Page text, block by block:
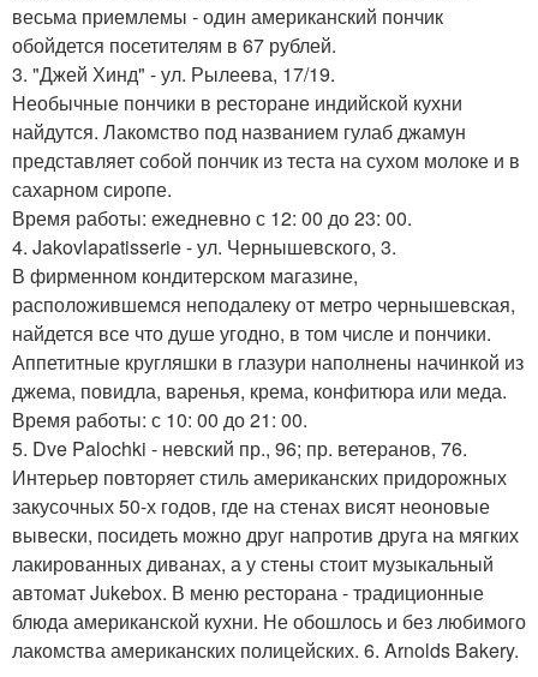
весьма приемлемы - один американский пончик
обойдется посетителям в 67 рублей.
3. "Джей Хинд" - ул. Рылеева, 17/19.
Необычные пончики в ресторане индийской кухни
найдутся. Лакомство под названием гулаб джамун
представляет собой пончик из теста на сухом молоке и в
сахарном сиропе.
Время работы: ежедневно с 12: 00 до 23: 00.
4. Jakovlapatisserie - ул. Чернышевского, 3.
В фирменном кондитерском магазине,
расположившемся неподалеку от метро чернышевская,
найдется все что душе угодно, в том числе и пончики.
Аппетитные кругляшки в глазури наполнены начинкой из
джема, повидла, варенья, крема, конфитюра или меда.
Время работы: с 10: 00 до 21: 00.
5. Dve Palochki - невский пр., 96; пр. ветеранов, 76.
Интерьер повторяет стиль американских придорожных
закусочных 50-х годов, где на стенах висят неоновые
вывески, посидеть можно друг напротив друга на мягких
лакированных диванах, а у стены стоит музыкальный
автомат Jukebox. В меню ресторана - традиционные
блюда американской кухни. Не обошлось и без любимого
лакомства американских полицейских. 6. Arnolds Bakery.